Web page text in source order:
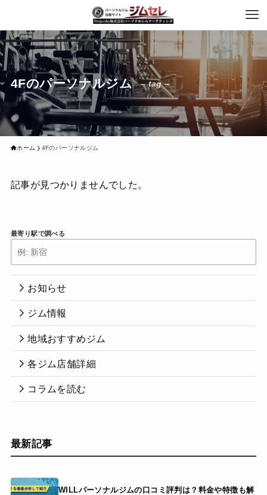
4Fのパーソナルジム – tag –
ホーム 4Fのパーソナルジム
記事が見つかりませんでした。
最寄り駅で調べる
お知らせ
ジム情報
地域おすすめジム
各ジム店舗詳細
コラムを読む
最新記事
WILLパーソナルジムの口コミ評判は？料金や特徴も解